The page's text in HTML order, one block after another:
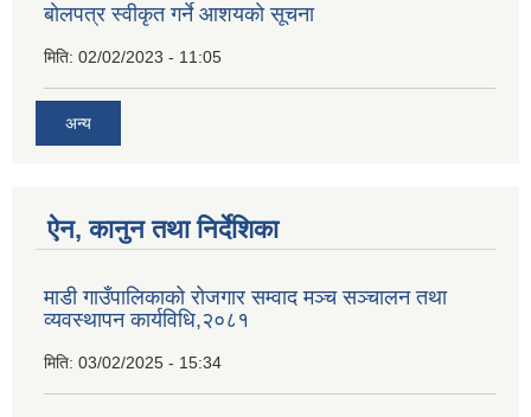
बाेलपत्र स्वीकृत गर्ने आशयकाे सूचना
मिति: 02/02/2023 - 11:05
अन्य
ऐन, कानुन तथा निर्देशिका
माडी गाउँपालिकाको रोजगार सम्वाद मञ्च सञ्चालन तथा
व्यवस्थापन कार्यविधि,२०८१
मिति: 03/02/2025 - 15:34